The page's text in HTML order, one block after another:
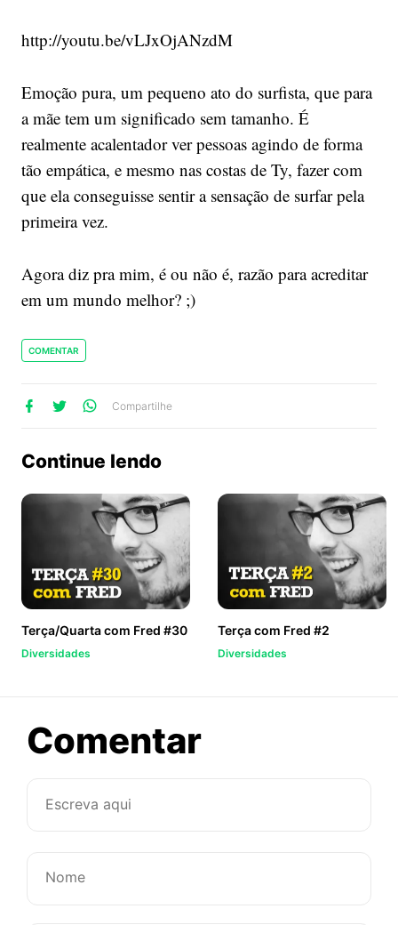
http://youtu.be/vLJxOjANzdM
Emoção pura, um pequeno ato do surfista, que para
a mãe tem um significado sem tamanho. É
realmente acalentador ver pessoas agindo de forma
tão empática, e mesmo nas costas de Ty, fazer com
que ela conseguisse sentir a sensação de surfar pela
primeira vez.
Agora diz pra mim, é ou não é, razão para acreditar
em um mundo melhor? ;)
COMENTAR
Compartilhe
Continue lendo
Terça/Quarta com Fred #30
Diversidades
Terça com Fred #2
Diversidades
Comentarsobre